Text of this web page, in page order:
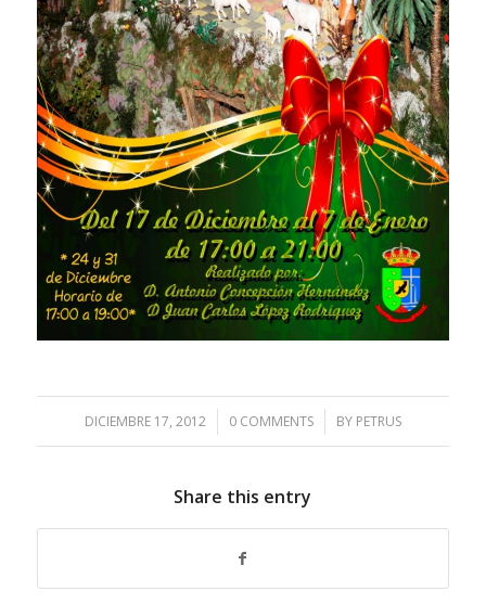
DICIEMBRE 17, 2012
/ 0 COMMENTS
/ BY PETRUS
Share this entry